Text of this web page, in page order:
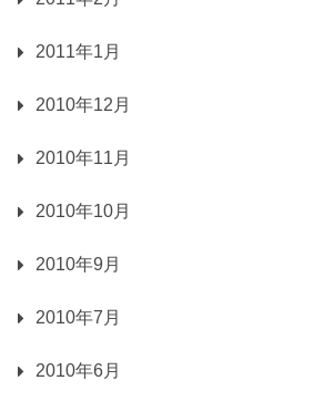
2011年1月
2010年12月
2010年11月
2010年10月
2010年9月
2010年7月
2010年6月